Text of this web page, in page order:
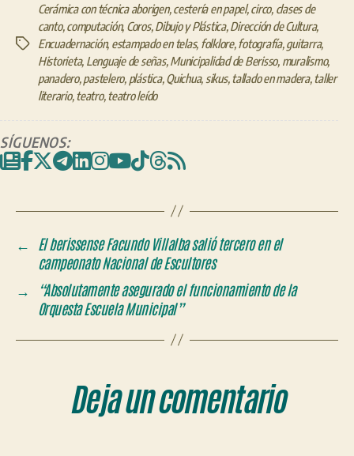
Etiquetas
Cerámica con técnica aborigen, cestería en papel,circo, clases de
canto, computación, Coros, Dibujo y Plástica, Dirección de Cultura,
Encuadernación, estampado en telas, folklore, fotografía, guitarra,
Historieta, Lenguaje de señas, Municipalidad de Berisso, muralismo,
panadero, pastelero, plástica, Quichua, sikus, tallado en madera, taller
literario, teatro, teatro leído
SÍGUENOS:
←
El berissense Facundo Villalba salió tercero en el
campeonato Nacional de Escultores
→
“Absolutamente asegurado el funcionamiento de la
Orquesta Escuela Municipal”
Deja un comentario